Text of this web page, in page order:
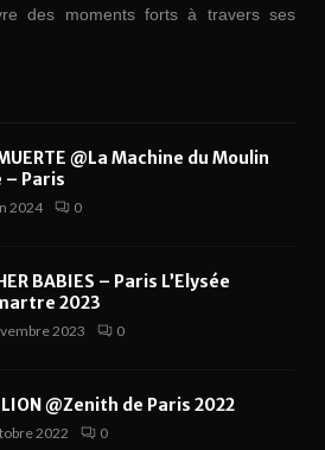
des moments forts à travers ses
@La Machine du Moulin
– Paris
2024 0
BABIES – Paris L’Elysée
2023
2023 0
@Zenith de Paris 2022
2022 0